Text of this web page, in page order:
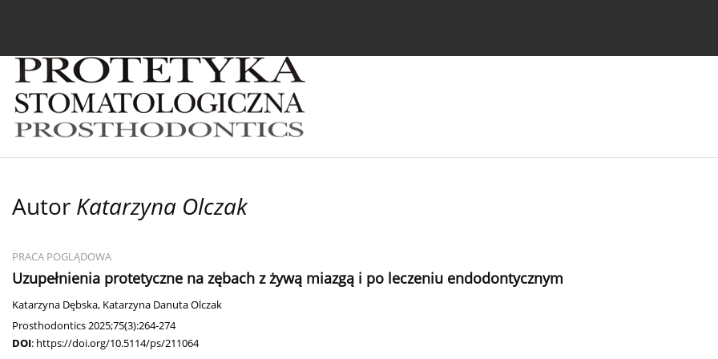
Autor Katarzyna Olczak
PRACA POGLĄDOWA
Uzupełnienia protetyczne na zębach z żywą miazgą i po leczeniu endodontycznym
Katarzyna Dębska, Katarzyna Danuta Olczak
Prosthodontics 2025;75(3):264-274
DOI: https://doi.org/10.5114/ps/211064